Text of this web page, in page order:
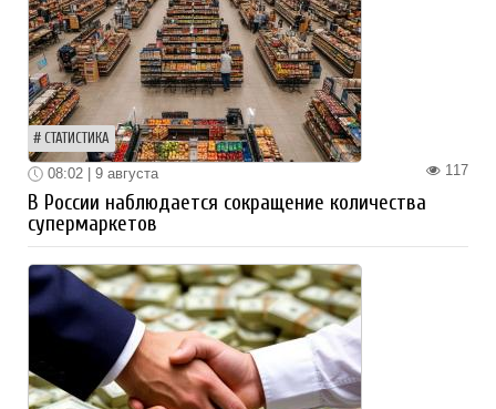
СТАТИСТИКА
117
08:02 | 9 августа
В России наблюдается сокращение количества
супермаркетов